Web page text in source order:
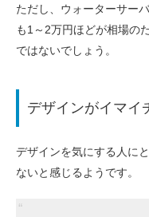
ただし、ウォーターサー
も1～2万円ほどが相場の
ではないでしょう。
デザインがイマイ
デザインを気にする人に
ないと感じるようです。